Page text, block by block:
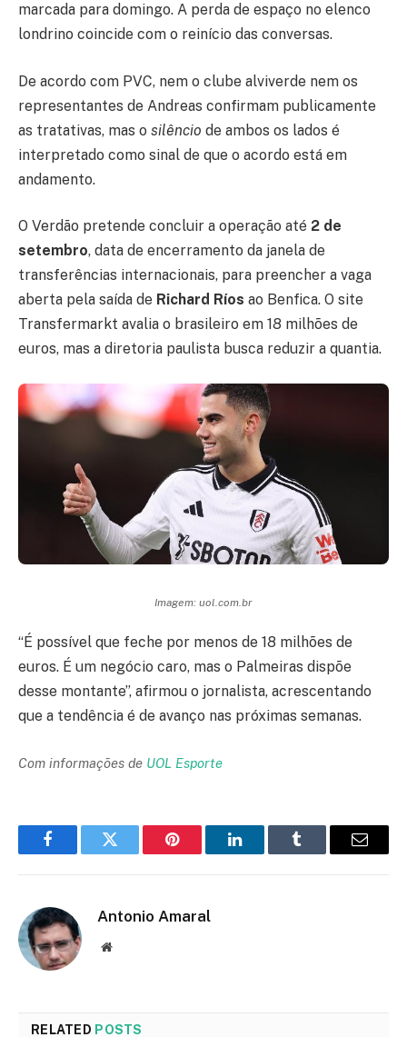
marcada para domingo. A perda de espaço no elenco
londrino coincide com o reinício das conversas.
De acordo com PVC, nem o clube alviverde nem os
representantes de Andreas confirmam publicamente
as tratativas, mas o silêncio de ambos os lados é
interpretado como sinal de que o acordo está em
andamento.
O Verdão pretende concluir a operação até 2 de
setembro, data de encerramento da janela de
transferências internacionais, para preencher a vaga
aberta pela saída de Richard Ríos ao Benfica. O site
Transfermarkt avalia o brasileiro em 18 milhões de
euros, mas a diretoria paulista busca reduzir a quantia.
Imagem: uol.com.br
“É possível que feche por menos de 18 milhões de
euros. É um negócio caro, mas o Palmeiras dispõe
desse montante”, afirmou o jornalista, acrescentando
que a tendência é de avanço nas próximas semanas.
Com informações de UOL Esporte
FacebookTwitter Pinterest LinkedInTumblr Email
Antonio Amaral
Website
RELATED POSTS